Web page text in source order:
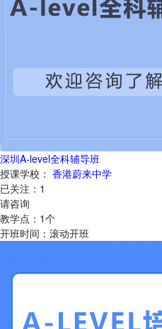
深圳A-level全科辅导班
授课学校： 香港蔚来中学
已关注： 1
请咨询
教学点： 1个
开班时间： 滚动开班